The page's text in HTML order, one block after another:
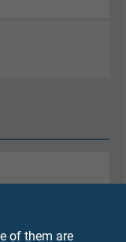
of them are